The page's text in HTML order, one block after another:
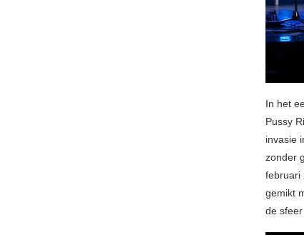
In het
Pussy
invasie
zonder
februari
gemikt
de sfeer